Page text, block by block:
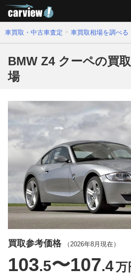
車買取・中古車査定 車買取相場を調べる
BMW Z4 クーペの買
場
買取参考価格 （ 2026年8月 現在）
103.5〜107.4万